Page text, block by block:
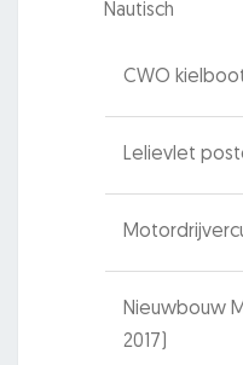
Nautisch
CWO
Lelievlet
Nieuwbouw
2017)